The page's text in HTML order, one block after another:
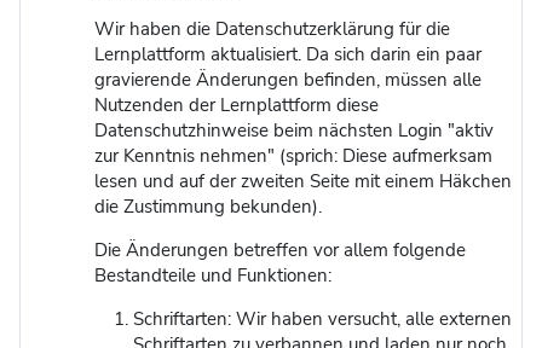
Wir haben die Datenschutzerklärung für die
Lernplattform aktualisiert. Da sich darin ein paar
gravierende Änderungen befinden, müssen alle
Nutzenden der Lernplattform diese
Datenschutzhinweise beim nächsten Login "aktiv
zur Kenntnis nehmen" (sprich: Diese aufmerksam
lesen und auf der zweiten Seite mit einem Häkchen
die Zustimmung bekunden).
Die Änderungen betreffen vor allem folgende
Bestandteile und Funktionen:
Schriftarten: Wir haben versucht, alle externen